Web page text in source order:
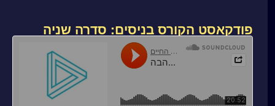
פודקאסט הקורס בניסים: סדרה שניה